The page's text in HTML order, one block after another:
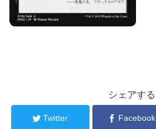
シェアする
Twitter Facebook